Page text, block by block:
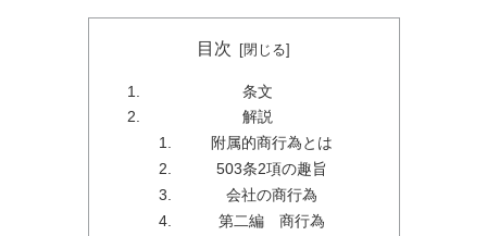
目次
条文
解説
附属的商行為とは
503条2項の趣旨
会社の商行為
第二編 商行為